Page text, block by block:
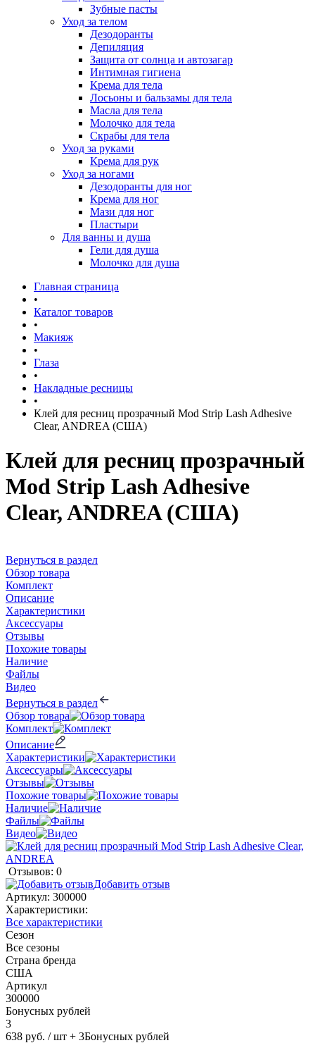
Зубные пасты
Уход за телом
Дезодоранты
Депиляция
Защита от солнца и автозагар
Интимная гигиена
Крема для тела
Лосьоны и бальзамы для тела
Масла для тела
Молочко для тела
Скрабы для тела
Уход за руками
Крема для рук
Уход за ногами
Дезодоранты для ног
Крема для ног
Мази для ног
Пластыри
Для ванны и душа
Гели для душа
Молочко для душа
Главная страница
•
Каталог товаров
•
Макияж
•
Глаза
•
Накладные ресницы
•
Клей для ресниц прозрачный Mod Strip Lash Adhesive
Clear, ANDREA (США)
Клей для ресниц прозрачный
Mod Strip Lash Adhesive
Clear, ANDREA (США)
Вернуться в раздел
Обзор товара
Комплект
Описание
Характеристики
Аксессуары
Отзывы
Похожие товары
Наличие
Файлы
Видео
Вернуться в раздел
Обзор товара
Комплект
Описание
Характеристики
Аксессуары
Отзывы
Похожие товары
Наличие
Файлы
Видео
Отзывов: 0
Добавить отзыв
Артикул: 300000
Характеристики:
Все характеристики
Сезон
Все сезоны
Страна бренда
США
Артикул
300000
Бонусных рублей
3
638 руб. / шт + 3Бонусных рублей